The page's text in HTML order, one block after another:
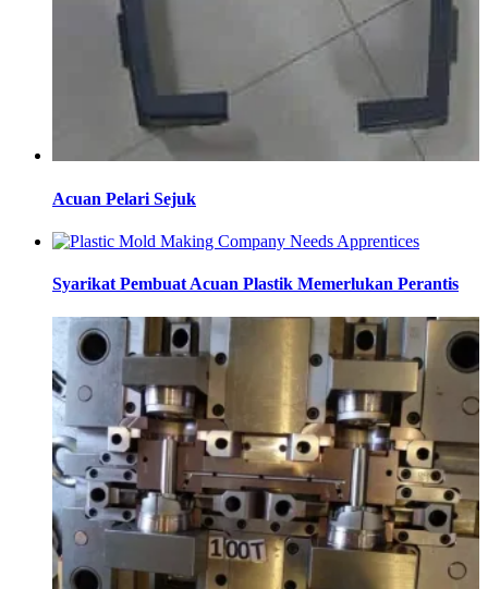
Acuan Pelari Sejuk
Syarikat Pembuat Acuan Plastik Memerlukan Perantis